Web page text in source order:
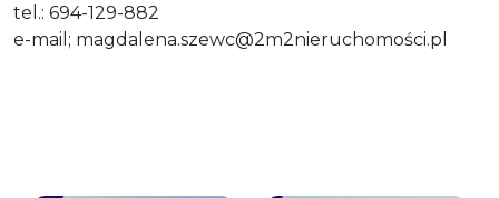
tel.: 694-129-882
e-mail; magdalena.szewc@2m2nieruchomości.pl